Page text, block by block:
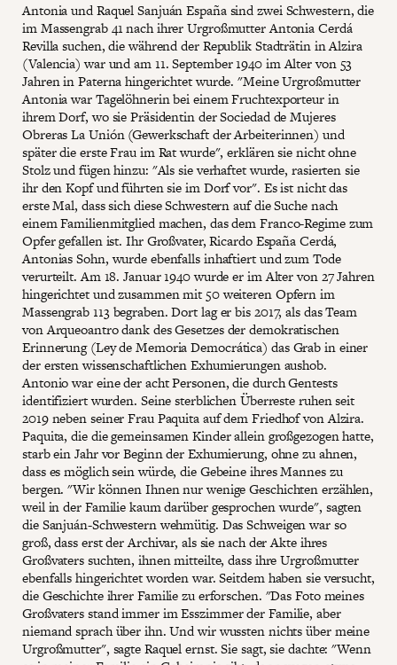
Antonia und Raquel Sanjuán España sind zwei Schwestern, die
im Massengrab 41 nach ihrer Urgroßmutter Antonia Cerdá
Revilla suchen, die während der Republik Stadträtin in Alzira
(Valencia) war und am 11. September 1940 im Alter von 53
Jahren in Paterna hingerichtet wurde. "Meine Urgroßmutter
Antonia war Tagelöhnerin bei einem Fruchtexporteur in
ihrem Dorf, wo sie Präsidentin der Sociedad de Mujeres
Obreras La Unión (Gewerkschaft der Arbeiterinnen) und
später die erste Frau im Rat wurde", erklären sie nicht ohne
Stolz und fügen hinzu: "Als sie verhaftet wurde, rasierten sie
ihr den Kopf und führten sie im Dorf vor". Es ist nicht das
erste Mal, dass sich diese Schwestern auf die Suche nach
einem Familienmitglied machen, das dem Franco-Regime zum
Opfer gefallen ist. Ihr Großvater, Ricardo España Cerdá,
Antonias Sohn, wurde ebenfalls inhaftiert und zum Tode
verurteilt. Am 18. Januar 1940 wurde er im Alter von 27 Jahren
hingerichtet und zusammen mit 50 weiteren Opfern im
Massengrab 113 begraben. Dort lag er bis 2017, als das Team
von Arqueoantro dank des Gesetzes der demokratischen
Erinnerung (Ley de Memoria Democrática) das Grab in einer
der ersten wissenschaftlichen Exhumierungen aushob.
Antonio war eine der acht Personen, die durch Gentests
identifiziert wurden. Seine sterblichen Überreste ruhen seit
2019 neben seiner Frau Paquita auf dem Friedhof von Alzira.
Paquita, die die gemeinsamen Kinder allein großgezogen hatte,
starb ein Jahr vor Beginn der Exhumierung, ohne zu ahnen,
dass es möglich sein würde, die Gebeine ihres Mannes zu
bergen. "Wir können Ihnen nur wenige Geschichten erzählen,
weil in der Familie kaum darüber gesprochen wurde", sagten
die Sanjuán-Schwestern wehmütig. Das Schweigen war so
groß, dass erst der Archivar, als sie nach der Akte ihres
Großvaters suchten, ihnen mitteilte, dass ihre Urgroßmutter
ebenfalls hingerichtet worden war. Seitdem haben sie versucht,
die Geschichte ihrer Familie zu erforschen. "Das Foto meines
Großvaters stand immer im Esszimmer der Familie, aber
niemand sprach über ihn. Und wir wussten nichts über meine
Urgroßmutter", sagte Raquel ernst. Sie sagt, sie dachte: "Wenn